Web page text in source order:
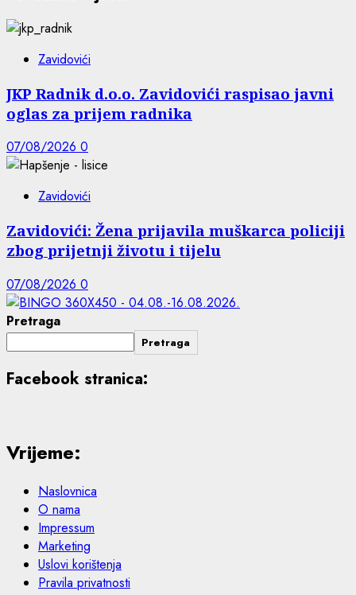
Zavidovići
JKP Radnik d.o.o. Zavidovići raspisao javni
oglas za prijem radnika
07/08/2026 0
Zavidovići
Zavidovići: Žena prijavila muškarca policiji
zbog prijetnji životu i tijelu
07/08/2026 0
Pretraga
Pretraga
Facebook stranica:
Vrijeme:
Naslovnica
O nama
Impressum
Marketing
Uslovi korištenja
Pravila privatnosti